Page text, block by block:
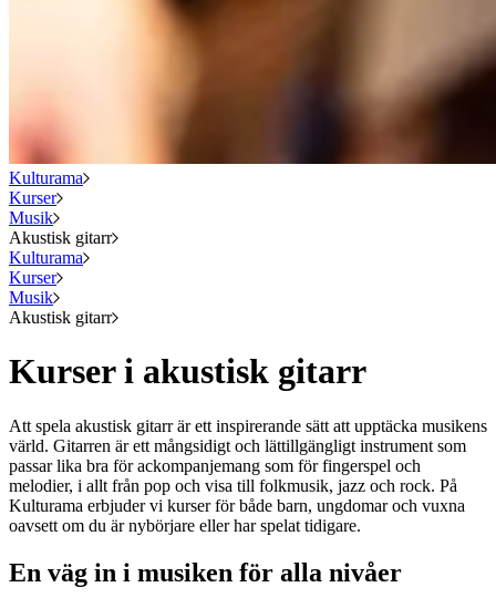
Kulturama
Kurser
Musik
Akustisk gitarr
Kulturama
Kurser
Musik
Akustisk gitarr
Kurser i akustisk gitarr
Att spela akustisk gitarr är ett inspirerande sätt att upptäcka musikens
värld. Gitarren är ett mångsidigt och lättillgängligt instrument som
passar lika bra för ackompanjemang som för fingerspel och
melodier, i allt från pop och visa till folkmusik, jazz och rock. På
Kulturama erbjuder vi kurser för både barn, ungdomar och vuxna
oavsett om du är nybörjare eller har spelat tidigare.
En väg in i musiken för alla nivåer